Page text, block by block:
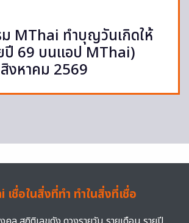
MThai ทำบุญวันเกิดให้
ปี 69 บนแอป MThai)
สิงหาคม 2569
เชื่อในสิ่งที่ทำ ทำในสิ่งที่เชื่อ